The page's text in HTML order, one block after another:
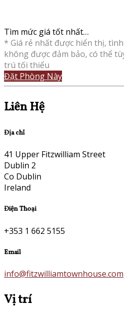
Tìm mức giá tốt nhất…
* Giá rẻ nhất được hiển thị,
không được đảm bảo, có thể
trú tối thiểu
Đặt Phòng Này
Liên Hệ
Địa chỉ
41 Upper Fitzwilliam Street
Dublin 2
Co Dublin
Ireland
Điện Thoại
+353 1 662 5155
Email
info@fitzwilliamtownhouse.com
Vị trí